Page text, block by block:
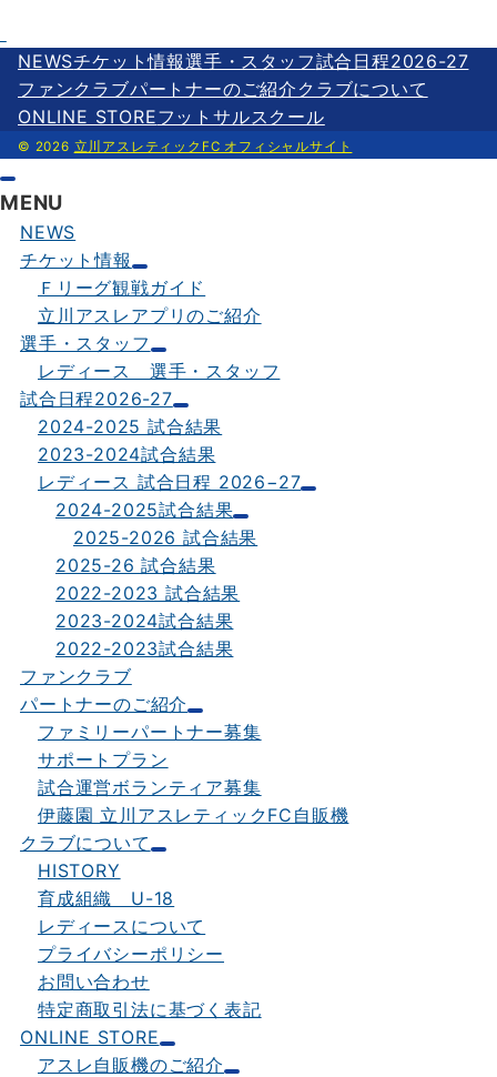
o
k
e
r
l
e
NEWSチケット情報選手・スタッフ試合日程2026-27
ファンクラブパートナーのご紹介 クラブについて
ONLINE STOREフットサルスクール
© 2026 立川アスレティックFC オフィシャルサイト
MENU
NEWS
チケット情報
Ｆリーグ観戦ガイド
立川アスレアプリのご紹介
選手・スタッフ
レディース 選手・スタッフ
試合日程2026-27
2024-2025 試合結果
2023-2024試合結果
レディース 試合日程 2026−27
2024-2025試合結果
2025-2026 試合結果
2025-26 試合結果
2022-2023 試合結果
2023-2024試合結果
2022-2023試合結果
ファンクラブ
パートナーのご紹介
ファミリーパートナー募集
サポートプラン
試合運営ボランティア募集
伊藤園 立川アスレティックFC自販機
クラブについて
HISTORY
育成組織 U-18
レディースについて
プライバシーポリシー
お問い合わせ
特定商取引法に基づく表記
ONLINE STORE
アスレ自販機のご紹介